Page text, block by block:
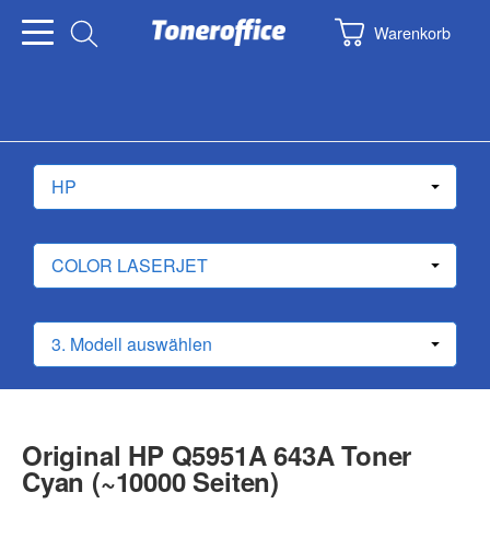
Warenkorb
Original HP Q5951A 643A Toner
Cyan (~10000 Seiten)